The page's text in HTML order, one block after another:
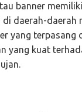
banner
di daerah-daerah
yang terpasang
yang kuat